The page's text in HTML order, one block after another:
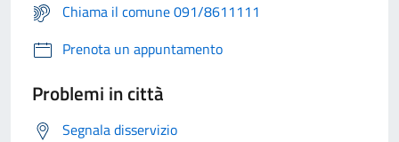
Chiama il comune 091/8611111
Prenota un appuntamento
Problemi in città
Segnala disservizio